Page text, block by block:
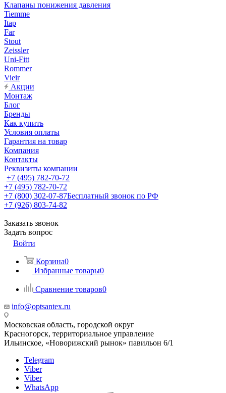
Клапаны понижения давления
Tiemme
Itap
Far
Stout
Zeissler
Uni-Fitt
Rommer
Vieir
Акции
Монтаж
Блог
Бренды
Как купить
Условия оплаты
Гарантия на товар
Компания
Контакты
Реквизиты компании
+7 (495) 782-70-72
+7 (495) 782-70-72
+7 (800) 302-07-87Бесплатный звонок по РФ
+7 (926) 803-74-82
Заказать звонок
Задать вопрос
Войти
Корзина0
Избранные товары0
Сравнение товаров0
info@optsantex.ru
Московская область, городской округ
Красногорск, территориальное управление
Ильинское, «Новорижский рынок» павильон 6/1
Telegram
Viber
Viber
WhatsApp